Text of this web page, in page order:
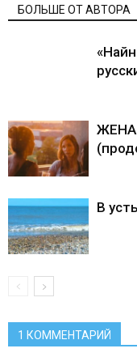
БОЛЬШЕ ОТ АВТОРА
ЖЕНА
В
1 КОММЕНТАРИЙ